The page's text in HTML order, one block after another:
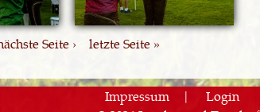
Seite › letzte Seite »
Impressum
Login